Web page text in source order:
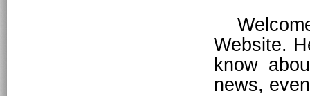
Website.
know
news,